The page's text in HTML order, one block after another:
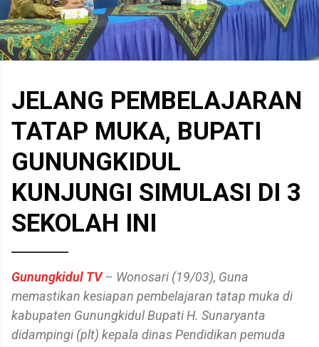
JELANG PEMBELAJARAN
TATAP MUKA, BUPATI
GUNUNGKIDUL
KUNJUNGI SIMULASI DI 3
SEKOLAH INI
Gunungkidul TV– Wonosari (19/03), Guna
memastikan kesiapan pembelajaran tatap muka di
kabupaten Gunungkidul Bupati H. Sunaryanta
didampingi (plt) kepala dinas Pendidikan pemuda